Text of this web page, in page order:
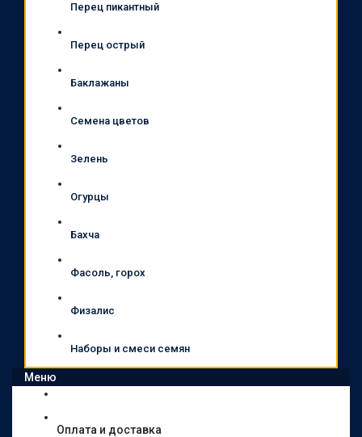
Перец пикантный
Перец острый
Баклажаны
Семена цветов
Зелень
Огурцы
Бахча
Фасоль, горох
Физалис
Наборы и смеси семян
Меню
Оплата и доставка